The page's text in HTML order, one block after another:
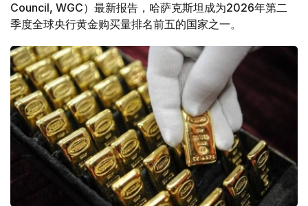
Council, WGC）最新报告，哈萨克斯坦成为2026年第二
季度全球央行黄金购买量排名前五的国家之一。